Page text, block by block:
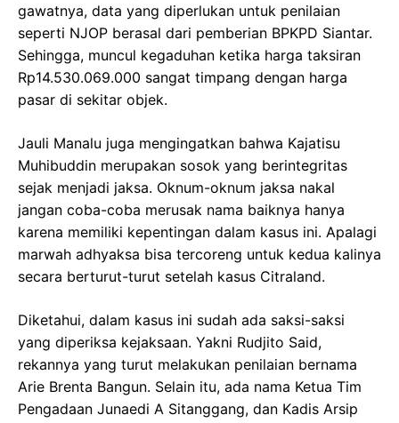
gawatnya, data yang diperlukan untuk penilaian
seperti NJOP berasal dari pemberian BPKPD Siantar.
Sehingga, muncul kegaduhan ketika harga taksiran
Rp14.530.069.000 sangat timpang dengan harga
pasar di sekitar objek.
Jauli Manalu juga mengingatkan bahwa Kajatisu
Muhibuddin merupakan sosok yang berintegritas
sejak menjadi jaksa. Oknum-oknum jaksa nakal
jangan coba-coba merusak nama baiknya hanya
karena memiliki kepentingan dalam kasus ini. Apalagi
marwah adhyaksa bisa tercoreng untuk kedua kalinya
secara berturut-turut setelah kasus Citraland.
Diketahui, dalam kasus ini sudah ada saksi-saksi
yang diperiksa kejaksaan. Yakni Rudjito Said,
rekannya yang turut melakukan penilaian bernama
Arie Brenta Bangun. Selain itu, ada nama ‎Ketua Tim
Pengadaan Junaedi A Sitanggang, dan Kadis Arsip